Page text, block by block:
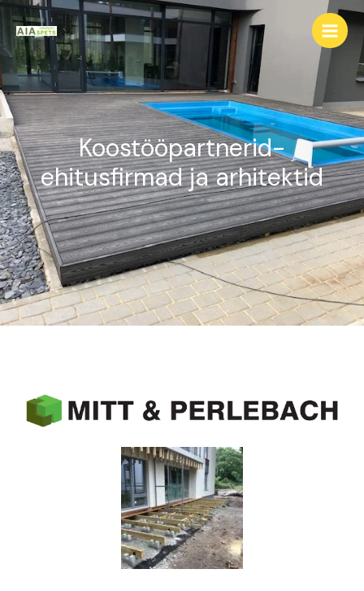
Koostööpartnerid-
ehitusfirmad ja arhitektid